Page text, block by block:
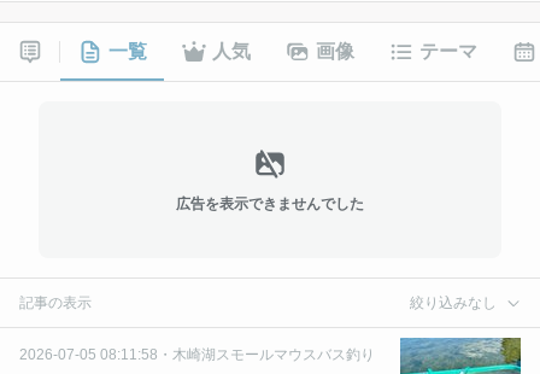
一覧 人気 画像 テーマ
広告を表示できませんでした
記事の表示 絞り込みなし
2026-07-05 08:11:58 ・ 木崎湖スモールマウスバス釣り